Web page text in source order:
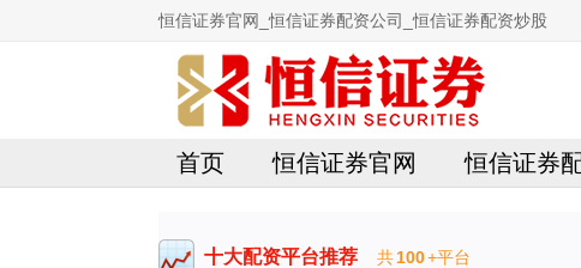
恒信证券官网_恒信证券配资公司_恒信证券配资炒股
首页 恒信证券官网 恒信证券
十大配资平台推荐 共100+平台